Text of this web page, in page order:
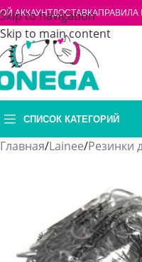
Skip to navigation
Skip to main content
АККАУНТДОСТАВКАПРАВИЛА
СПИСОК КАТЕГОРИЙ
Главная/Lainee/Резинки